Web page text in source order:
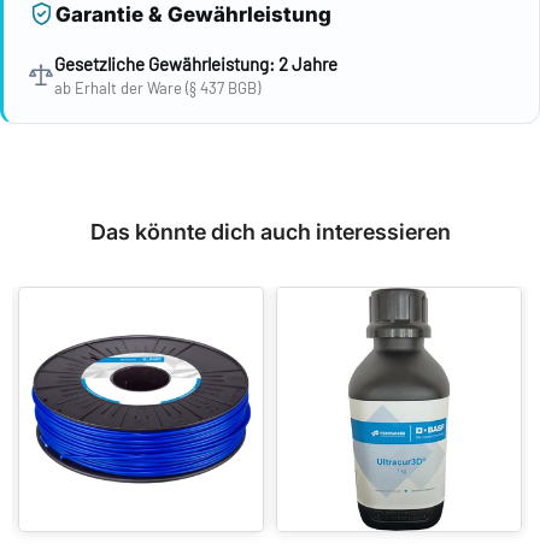
Garantie & Gewährleistung
Gesetzliche Gewährleistung: 2 Jahre
ab Erhalt der Ware (§ 437 BGB)
Das könnte dich auch interessieren